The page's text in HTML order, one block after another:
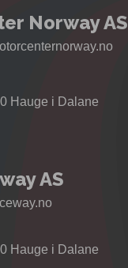
Norway AS
Norway i Sokndal
Hauge i Dalane
AS
Norway i Sokndal
Hauge i Dalane